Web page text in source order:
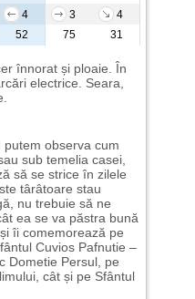
4 3
4
52 75 31
înnorat și ploaie. În
electrice. Seara,
observa cum
sub temelia casei,
să se strice în zilele
târâtoare stau
nu trebuie să ne
ea se va păstra bună
îi comemorează pe
Cuvios Pafnutie –
Dometie Persul, pe
cât și pe Sfântul